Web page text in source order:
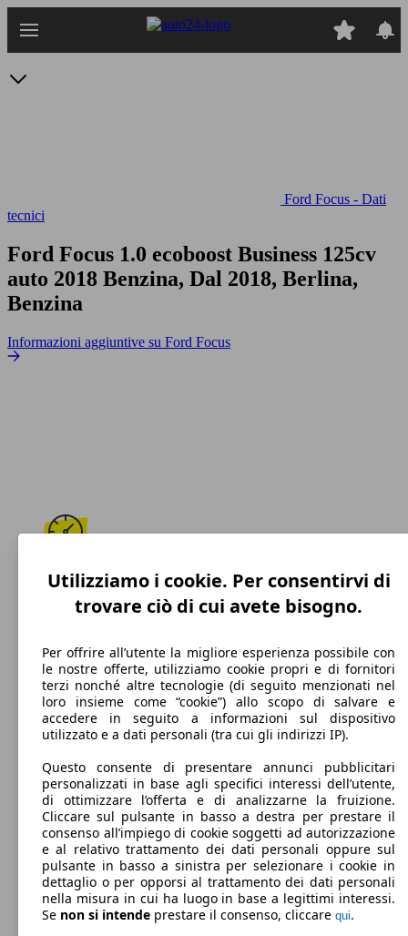
Ford Focus - Dati
tecnici
Ford Focus 1.0 ecoboost Business 125cv
auto 2018 Benzina, Dal 2018, Berlina,
Benzina
Informazioni aggiuntive su Ford Focus
195 km/h
Velocità massima
Benzina
Carburante
126 g/km
Emissioni di CO2 (combinato)*
Utilizziamo i cookie. Per consentirvi di
trovare ciò di cui avete bisogno.
Per offrire all’utente la migliore esperienza possibile con
le nostre offerte, utilizziamo cookie propri e di fornitori
terzi nonché altre tecnologie (di seguito menzionati nel
loro insieme come “cookie”) allo scopo di salvare e
accedere in seguito a informazioni sul dispositivo
utilizzato e a dati personali (tra cui gli indirizzi IP).
Questo consente di presentare annunci pubblicitari
personalizzati in base agli specifici interessi dell’utente,
di ottimizzare l’offerta e di analizzarne la fruizione.
Cliccare sul pulsante in basso a destra per prestare il
consenso all’impiego di cookie soggetti ad autorizzazione
e al relativo trattamento dei dati personali oppure sul
pulsante in basso a sinistra per selezionare i cookie in
dettaglio o per opporsi al trattamento dei dati personali
nella misura in cui ha luogo in base a legittimi interessi.
Se non si intende prestare il consenso, cliccare qui.